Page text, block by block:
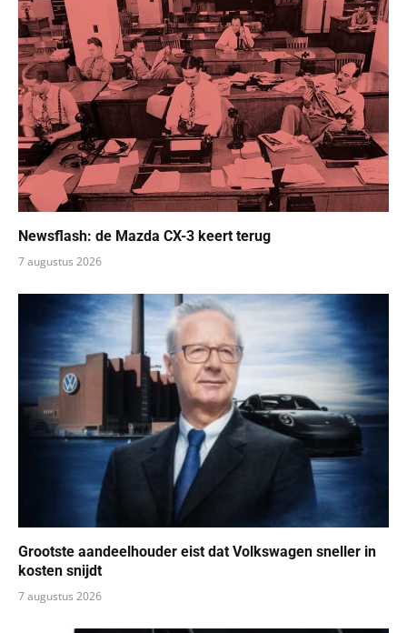
Newsflash: de Mazda CX-3 keert terug
7 augustus 2026
Grootste aandeelhouder eist dat Volkswagen sneller in
kosten snijdt
7 augustus 2026